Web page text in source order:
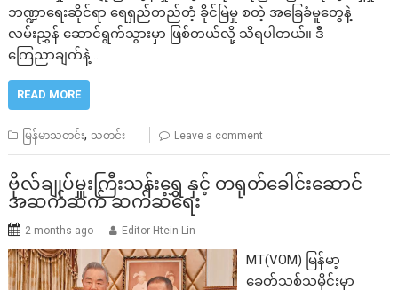
ဘဏ္ဍာရေးဆိုင်ရာ ရေရှည်တည်တံ့ ခိုင်မြဲမှု စတဲ့ အခြေခံမူတွေနဲ့
လမ်းညွှန် ဆောင်ရွက်သွားမှာ ဖြစ်တယ်လို့ သိရပါတယ်။ ဒီ
ကြေညာချက်နဲ့…
READ MORE
မြန်မာသတင်း, သတင်း Leave a comment
ဗိုလ်ချုပ်မှူးကြီးသန်းရွှေ နှင့် တရုတ်ခေါင်းဆောင်
အဆက်ဆက် ဆက်ဆံရေး
2 months ago Editor Htein Lin
MT(VOM) ​မြန်မာ့
ခေတ်သစ်သမိုင်းမှာ